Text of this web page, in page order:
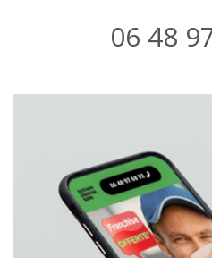
06 48